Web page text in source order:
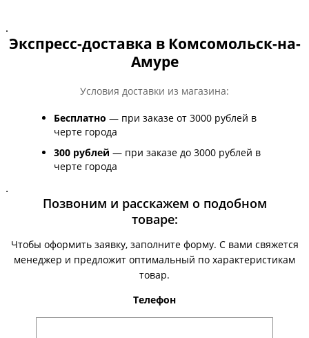
.
Экспресс-доставка в Комсомольск-на-
Амуре
Условия доставки из магазина:
Бесплатно — при заказе от 3000 рублей в
черте города
300 рублей — при заказе до 3000 рублей в
черте города
.
Позвоним и расскажем о подобном
товаре:
Чтобы оформить заявку, заполните форму. С вами свяжется
менеджер и предложит оптимальный по характеристикам
товар.
Телефон